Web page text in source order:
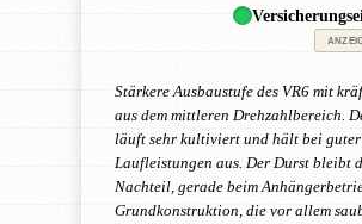
Stärkere Ausbaustufe des VR6 mit
aus dem mittleren Drehzahlbereich.
läuft sehr kultiviert und hält bei guter
Laufleistungen aus. Der Durst bleibt
Nachteil, gerade beim
Grundkonstruktion, die vor allem